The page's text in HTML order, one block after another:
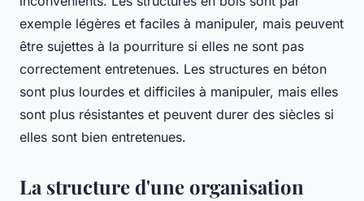
exemple légères et faciles à manipuler, mais peuvent
être sujettes à la pourriture si elles ne sont pas
correctement entretenues. Les structures en béton
sont plus lourdes et difficiles à manipuler, mais elles
sont plus résistantes et peuvent durer des siècles si
elles sont bien entretenues.
La structure d'une organisation